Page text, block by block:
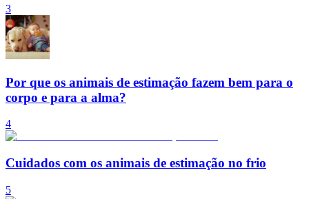
3
Por que os animais de estimação fazem bem para o
corpo e para a alma?
4
Cuidados com os animais de estimação no frio
5